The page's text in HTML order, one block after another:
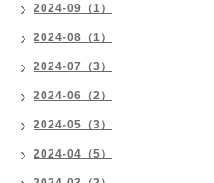
2024-09（1）
2024-08（1）
2024-07（3）
2024-06（2）
2024-05（3）
2024-04（5）